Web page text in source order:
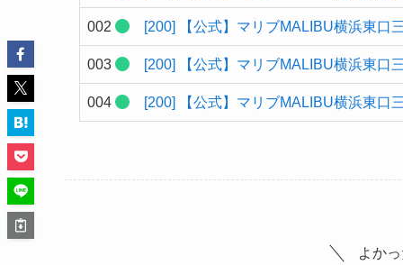
002 [200] 【公式】マリブMALIBU横浜東口
003 [200] 【公式】マリブMALIBU横浜東口
004 [200] 【公式】マリブMALIBU横浜東口
よか